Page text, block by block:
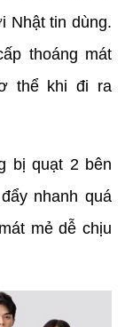
Nhật tin dùng.
thoáng mát
thể khi đi ra
bị quạt 2 bên
nhanh quá
mẻ dễ chịu